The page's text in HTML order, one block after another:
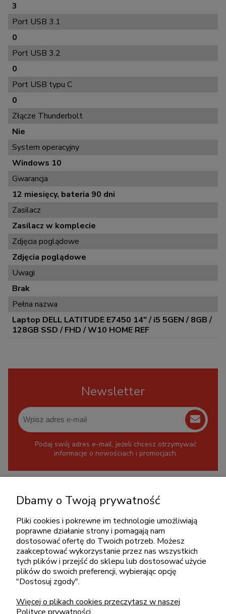
3
Port USB 3.1
0
Port USB 3.2
0
Port USB typu C
0
Złącze Thunderbolt
Nie
System operacyjny
Windows 10
Gwarancja
12 miesięcy, bateria 90 dni
Zasilacz
Zasilacz w komplecie
Zdjęcia poglądowe
Zdjęcia poglądowe
Uwagi
Brak
Pełna nazwa
Laptop DELL LATITUDE E7450 14" / i5 5GEN / 8GB /
128GB SSD / FHD / W10 HOME REF
Newsletter
Podaj swój adres e-mail, jeżeli chcesz otrzymywać
informacje o nowościach i promocjach.
+48 717345566
pon.-piąt.: 08:00-16:00
sklep@cebit.pl
ZAKUPY
POMOC
Dbamy o Twoją prywatność
Pliki cookies i pokrewne im technologie umożliwiają
poprawne działanie strony i pomagają nam
dostosować ofertę do Twoich potrzeb. Możesz
zaakceptować wykorzystanie przez nas wszystkich
tych plików i przejść do sklepu lub dostosować użycie
plików do swoich preferencji, wybierając opcję
"Dostosuj zgody".
Więcej o plikach cookies przeczytasz w naszej